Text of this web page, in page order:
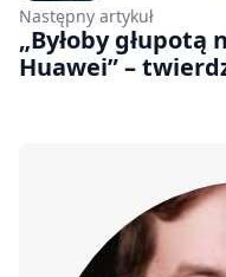
Następny artykuł
„Byłoby głupotą
Huawei” –